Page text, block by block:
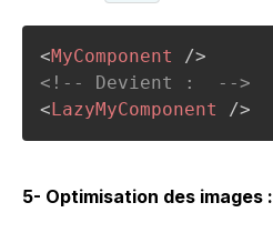
<MyComponent
/>
<!-- Devient :  -->
<LazyMyComponent />
5- Optimisation des images :